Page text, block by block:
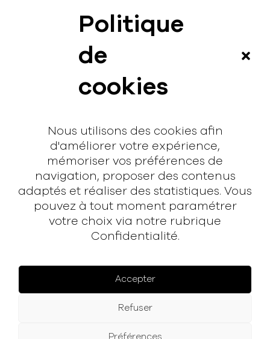
Politique
de
cookies
Nous utilisons des cookies afin
d'améliorer votre expérience,
mémoriser vos préférences de
navigation, proposer des contenus
adaptés et réaliser des statistiques. Vous
pouvez à tout moment paramétrer
votre choix via notre rubrique
Confidentialité.
Accepter
Refuser
Préférences
Interview
Contact
hello@rodmusic.fr
SubmitHub
Groover
À propos
Mentions légales